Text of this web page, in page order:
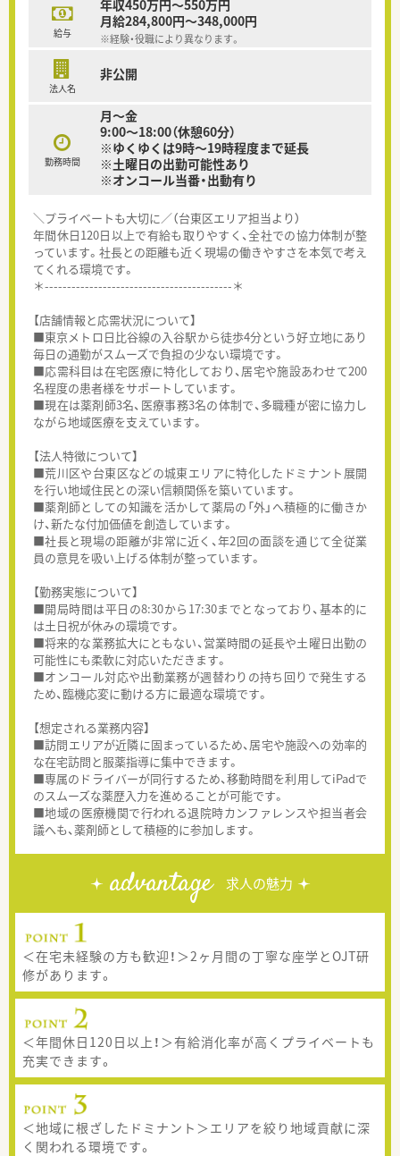
給与
年収450万円～550万円
月給284,800円～348,000円
※経験・役職により異なります。
法人名
非公開
勤務時間
月～金
9:00～18:00（休憩60分）
※ゆくゆくは9時～19時程度まで延長
※土曜日の出勤可能性あり
※オンコール当番・出動有り
＼プライベートも大切に／（台東区エリア担当より）
年間休日120日以上で有給も取りやすく、全社での協力体制が整
っています。社長との距離も近く現場の働きやすさを本気で考え
てくれる環境です。
＊------------------------------------------＊
【店舗情報と応需状況について】
■東京メトロ日比谷線の入谷駅から徒歩4分という好立地にあり
毎日の通勤がスムーズで負担の少ない環境です。
■応需科目は在宅医療に特化しており、居宅や施設あわせて200
名程度の患者様をサポートしています。
■現在は薬剤師3名、医療事務3名の体制で、多職種が密に協力し
ながら地域医療を支えています。
【法人特徴について】
■荒川区や台東区などの城東エリアに特化したドミナント展開
を行い地域住民との深い信頼関係を築いています。
■薬剤師としての知識を活かして薬局の「外」へ積極的に働きか
け、新たな付加価値を創造しています。
■社長と現場の距離が非常に近く、年2回の面談を通じて全従業
員の意見を吸い上げる体制が整っています。
【勤務実態について】
■開局時間は平日の8:30から17:30までとなっており、基本的に
は土日祝が休みの環境です。
■将来的な業務拡大にともない、営業時間の延長や土曜日出勤の
可能性にも柔軟に対応いただきます。
■オンコール対応や出動業務が週替わりの持ち回りで発生する
ため、臨機応変に動ける方に最適な環境です。
【想定される業務内容】
■訪問エリアが近隣に固まっているため、居宅や施設への効率的
な在宅訪問と服薬指導に集中できます。
■専属のドライバーが同行するため、移動時間を利用してiPadで
のスムーズな薬歴入力を進めることが可能です。
■地域の医療機関で行われる退院時カンファレンスや担当者会
議へも、薬剤師として積極的に参加します。
advantage 求人の魅力
＜在宅未経験の方も歓迎！＞2ヶ月間の丁寧な座学とOJT研
修があります。
＜年間休日120日以上！＞有給消化率が高くプライベートも
充実できます。
＜地域に根ざしたドミナント＞エリアを絞り地域貢献に深
く関われる環境です。